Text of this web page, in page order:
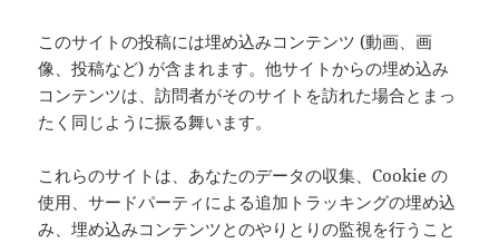
このサイトの投稿には埋め込みコンテンツ (動画、画
像、投稿など) が含まれます。他サイトからの埋め込み
コンテンツは、訪問者がそのサイトを訪れた場合とまっ
たく同じように振る舞います。
これらのサイトは、あなたのデータの収集、Cookie の
使用、サードパーティによる追加トラッキングの埋め込
み、埋め込みコンテンツとのやりとりの監視を行うこと